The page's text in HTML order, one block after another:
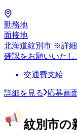
勤務地
面接地
北海道紋別市 ※詳
確認をお願いいたし
交通費支給
詳細を見る 応募画
紋別市の